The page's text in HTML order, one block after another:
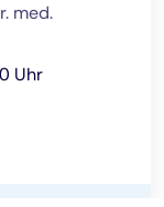
med.
Uhr